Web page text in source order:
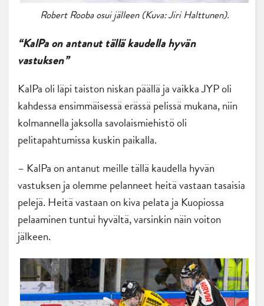
Robert Rooba osui jälleen (Kuva: Jiri Halttunen).
“KalPa on antanut tällä kaudella hyvän
vastuksen”
KalPa oli läpi taiston niskan päällä ja vaikka JYP oli
kahdessa ensimmäisessä erässä pelissä mukana, niin
kolmannella jaksolla savolaismiehistö oli
pelitapahtumissa kuskin paikalla.
– KalPa on antanut meille tällä kaudella hyvän
vastuksen ja olemme pelanneet heitä vastaan tasaisia
pelejä. Heitä vastaan on kiva pelata ja Kuopiossa
pelaaminen tuntui hyvältä, varsinkin näin voiton
jälkeen.